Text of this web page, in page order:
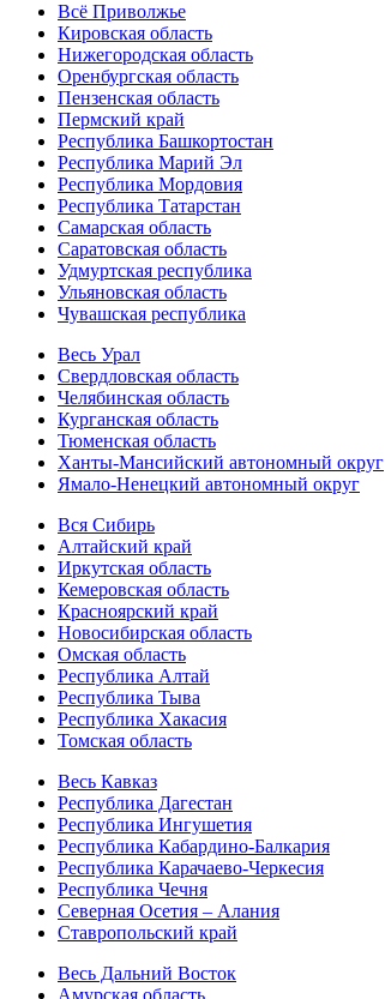
Всё Приволжье
Кировская область
Нижегородская область
Оренбургская область
Пензенская область
Пермский край
Республика Башкортостан
Республика Марий Эл
Республика Мордовия
Республика Татарстан
Самарская область
Саратовская область
Удмуртская республика
Ульяновская область
Чувашская республика
Весь Урал
Свердловская область
Челябинская область
Курганская область
Тюменская область
Ханты-Мансийский автономный округ
Ямало-Ненецкий автономный округ
Вся Сибирь
Алтайский край
Иркутская область
Кемеровская область
Красноярский край
Новосибирская область
Омская область
Республика Алтай
Республика Тыва
Республика Хакасия
Томская область
Весь Кавказ
Республика Дагестан
Республика Ингушетия
Республика Кабардино-Балкария
Республика Карачаево-Черкесия
Республика Чечня
Северная Осетия – Алания
Ставропольский край
Весь Дальний Восток
Амурская область